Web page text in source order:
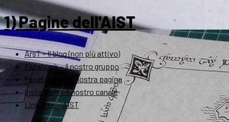
1) Pagine dell'AIST
ArsT – Il blog (non più attivo)
Facebook – Il nostro gruppo
Facebook – La nostra pagina
Instagram – Il nostro canale
Link Tree – AIST